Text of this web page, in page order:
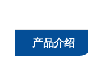
产品介绍